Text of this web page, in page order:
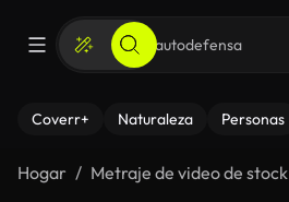
Coverr+ Naturaleza Personas
Hogar Metraje de video de stock